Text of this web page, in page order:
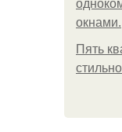
oкнaми.
Пять